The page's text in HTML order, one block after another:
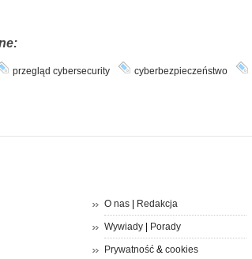
przegląd cybersecurity cyberbezpieczeństwo
O nas| Redakcja
Wywiady| Porady
Prywatność& cookies